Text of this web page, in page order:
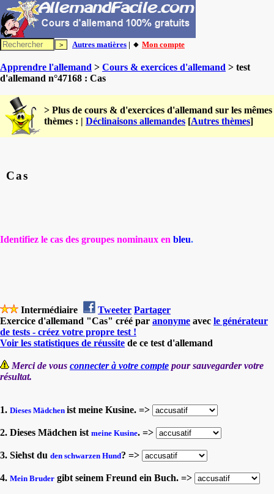
Autres matières | 🔸 Mon compte
Apprendre l'allemand > Cours & exercices d'allemand > test
d'allemand n°47168 : Cas
> Plus de cours & d'exercices d'allemand sur les mêmes
thèmes : | Déclinaisons allemandes [Autres thèmes]
Cas
Identifiez le cas des groupes nominaux en bleu.
Intermédiaire Tweeter Partager
Exercice d'allemand "Cas" créé par anonyme avec le générateur
de tests - créez votre propre test !
Voir les statistiques de réussite de ce test d'allemand
Merci de vous connecter à votre compte pour sauvegarder votre
résultat.
1. Dieses Mädchen ist meine Kusine. =>
2. Dieses Mädchen ist meine Kusine. =>
3. Siehst du den schwarzen Hund? =>
4. Mein Bruder gibt seinem Freund ein Buch. =>